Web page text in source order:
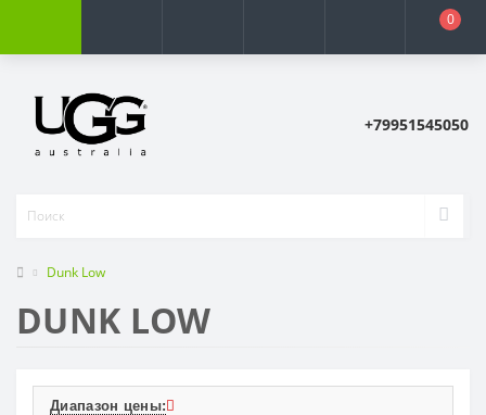
0
+79951545050
Dunk Low
DUNK LOW
Диапазон цены: